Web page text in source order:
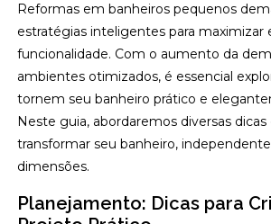
Reformas em banheiros pequenos
estratégias inteligentes para maximizar
funcionalidade. Com o aumento da
ambientes otimizados, é essencial
tornem seu banheiro prático e
Neste guia, abordaremos diversas dicas
transformar seu banheiro,
dimensões.
Planejamento: Dicas para